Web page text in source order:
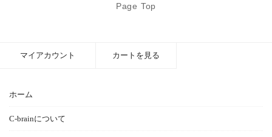
Page Top
ホーム
C-brainについて
マイアカウント カートを見る